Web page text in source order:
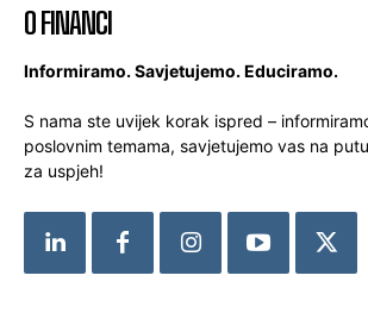
O FINANCI
Informiramo. Savjetujemo. Educiramo.
S nama ste uvijek korak ispred –
poslovnim temama, savjetujemo vas na
za uspjeh!